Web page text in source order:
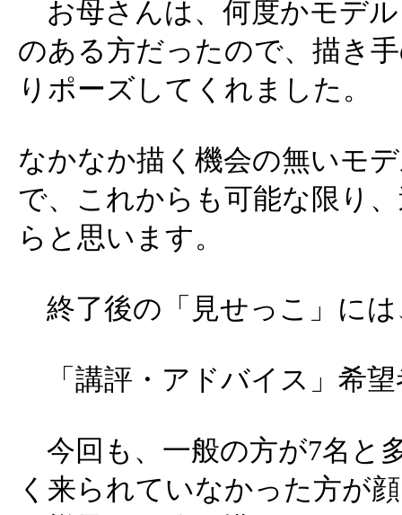
お母さんは、何度かモデ
のある方だったので、描き
りポーズしてくれました。
なかなか描く機会の無いモ
で、これからも可能な限り
らと思います。
終了後の「見せっこ」には
「講評・アドバイス」希望
今回も、一般の方が7名と
く来られていなかった方が